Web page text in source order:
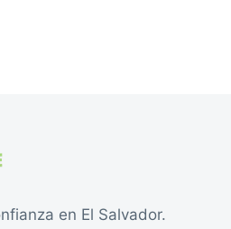
en El Salvador.